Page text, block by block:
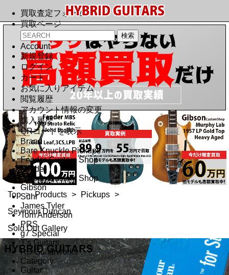
買取査定フォーム
買取ページ
Account
新規登録
ログイン
カート
お気に入りアイテム
閲覧履歴
アカウント情報の変更
購入履歴
QRコードを表示
Brand
Bare Knuckle Pickups
Fender Custom Shop
Fender
Gibson Custom Shop
Gibson
Suhr
James Tyler
Tom Anderson
PRS
g7 Special
T's Guitars
RS Guitarworks
Category
Guitar
Top > Products > Pickups >
Seymour Duncan
Sold Out Gallery